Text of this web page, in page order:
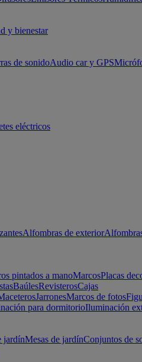
y bienestar
de sonidoAudio car y GPS
eléctricos
Alfombras de exterior
pintados a manoMarcosPlacas
BaúlesRevisterosCajas
JarronesMarcos de fotos
para dormitorioIluminación
jardínMesas de jardínConjuntos de